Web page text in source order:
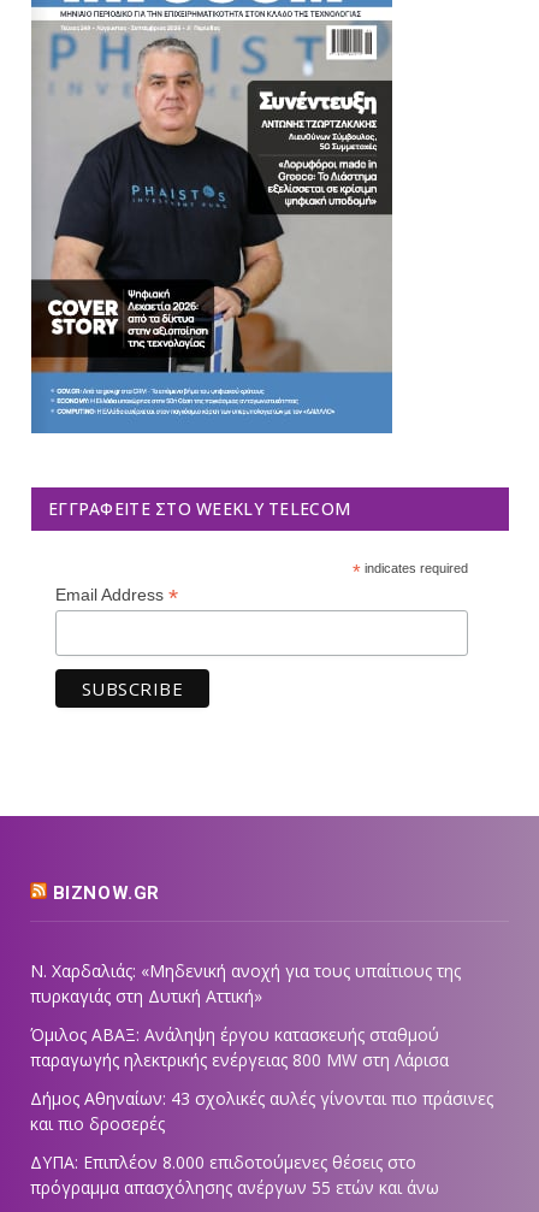
ΕΓΓΡΑΦΕΊΤΕ ΣΤΟ WEEKLY TELECOM
*indicates required
Email Address *
BIZNOW.GR
Ν. Χαρδαλιάς: «Μηδενική ανοχή για τους υπαίτιους της
πυρκαγιάς στη Δυτική Αττική»
Όμιλος ΑΒΑΞ: Ανάληψη έργου κατασκευής σταθμού
παραγωγής ηλεκτρικής ενέργειας 800 ΜW στη Λάρισα
Δήμος Αθηναίων: 43 σχολικές αυλές γίνονται πιο πράσινες
και πιο δροσερές
ΔΥΠΑ: Επιπλέον 8.000 επιδοτούμενες θέσεις στο
πρόγραμμα απασχόλησης ανέργων 55 ετών και άνω